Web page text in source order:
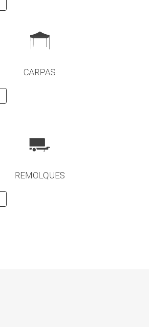
CARPAS
REMOLQUES